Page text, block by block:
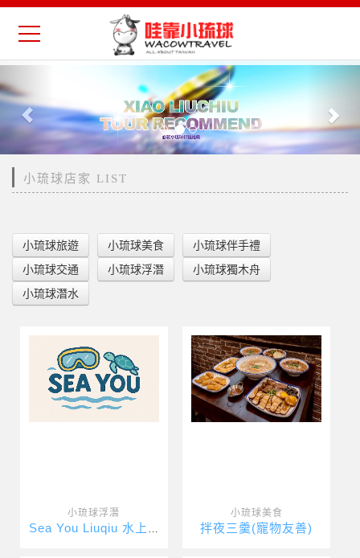
Previous
小琉球店家 LIST
小琉球旅遊 小琉球美食
小琉球伴手禮
小琉球交通
小琉球浮潛
小琉球獨木舟
小琉球潛水
小琉球浮潛 小琉球美食
拌夜三羹(寵物友善)